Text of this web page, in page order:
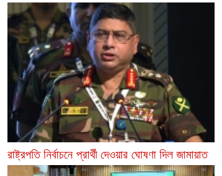
রাষ্ট্রপতি নির্বাচনে প্রার্থী দেওয়ার ঘোষণা দিল জামায়াত